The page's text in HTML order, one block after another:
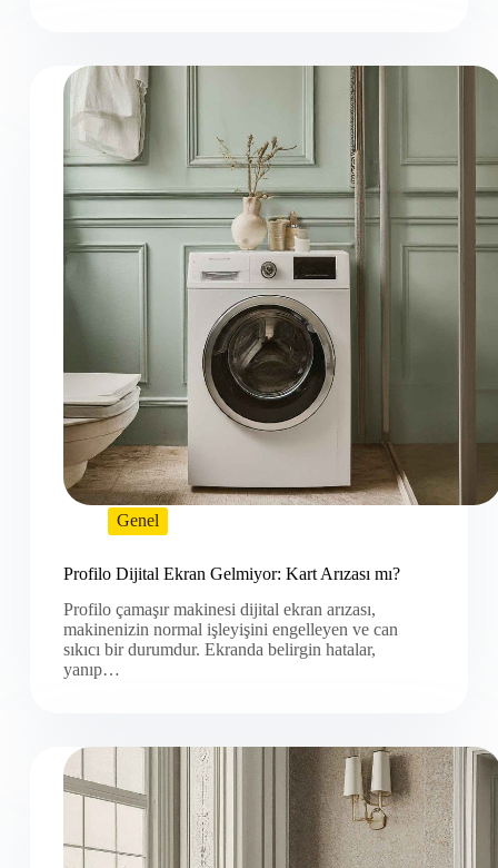
Genel
Profilo Dijital Ekran Gelmiyor: Kart Arızası mı?
Profilo çamaşır makinesi dijital ekran arızası,
makinenizin normal işleyişini engelleyen ve can
sıkıcı bir durumdur. Ekranda belirgin hatalar,
yanıp…